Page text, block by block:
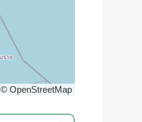
© OpenStreetMap